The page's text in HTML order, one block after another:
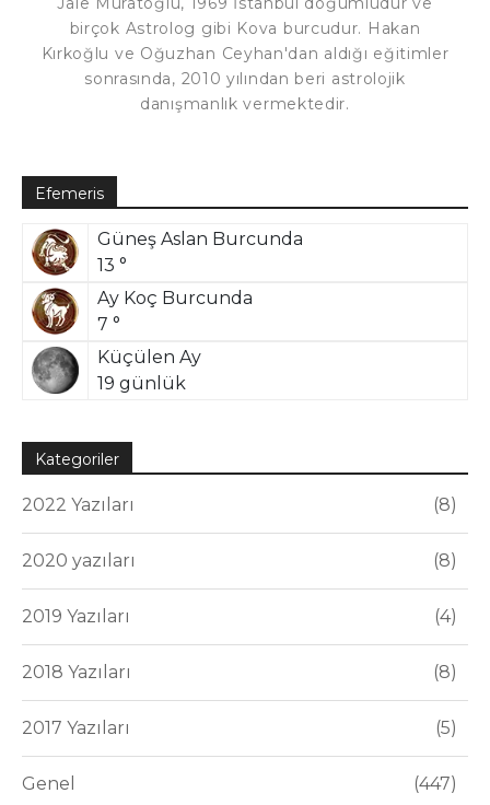
birçok Astrolog gibi Kova burcudur. Hakan
Kırkoğlu ve Oğuzhan Ceyhan'dan aldığı eğitimler
sonrasında, 2010 yılından beri astrolojik
danışmanlık vermektedir.
Efemeris
Güneş Aslan Burcunda
13 °
Ay Koç Burcunda
7 °
Küçülen Ay
19 günlük
Kategoriler
2022 Yazıları 8
2020 yazıları 8
2019 Yazıları 4
2018 Yazıları 8
2017 Yazıları 5
Genel 447